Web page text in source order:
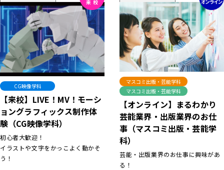
CG映像学科
【来校】LIVE！MV！モーシ
ョングラフィックス制作体
験（CG映像学科）
初心者大歓迎！
イラストや文字をかっこよく動かそ
う！
マスコミ出版・芸能学科
マスコミ出版・芸能学科
【オンライン】まるわかり
芸能業界・出版業界のお仕
事（マスコミ出版・芸能学
科）
芸能・出版業界のお仕事に興味があ
る！